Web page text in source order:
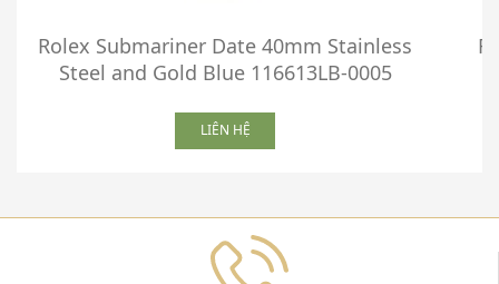
Rolex Submariner Date 40mm Stainless
Steel and Gold Blue 116613LB-0005
LIÊN HỆ